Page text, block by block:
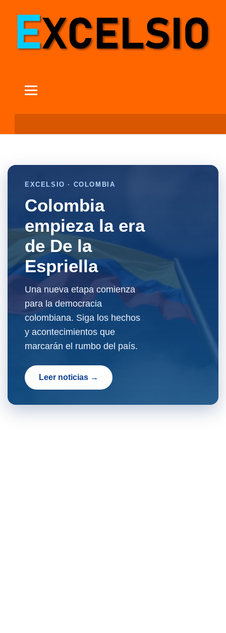
EXCELSIO · COLOMBIA
Colombia
empieza la era
de De la
Espriella
Una nueva etapa comienza
para la democracia
colombiana. Siga los hechos
y acontecimientos que
marcarán el rumbo del país.
Leer noticias →